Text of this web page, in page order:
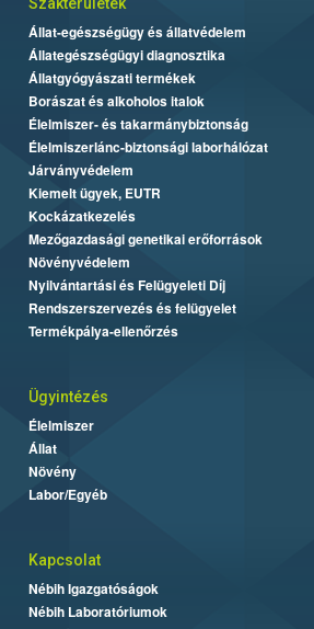
Állat-egészségügy és állatvédelem
Állategészségügyi diagnosztika
Állatgyógyászati termékek
Borászat és alkoholos italok
Élelmiszer- és takarmánybiztonság
Élelmiszerlánc-biztonsági laborhálózat
Járványvédelem
Kiemelt ügyek, EUTR
Kockázatkezelés
Mezőgazdasági genetikai erőforrások
Növényvédelem
Nyilvántartási és Felügyeleti Díj
Rendszerszervezés és felügyelet
Termékpálya-ellenőrzés
Ügyintézés
Élelmiszer
Állat
Növény
Labor/Egyéb
Kapcsolat
Nébih Igazgatóságok
Nébih Laboratóriumok